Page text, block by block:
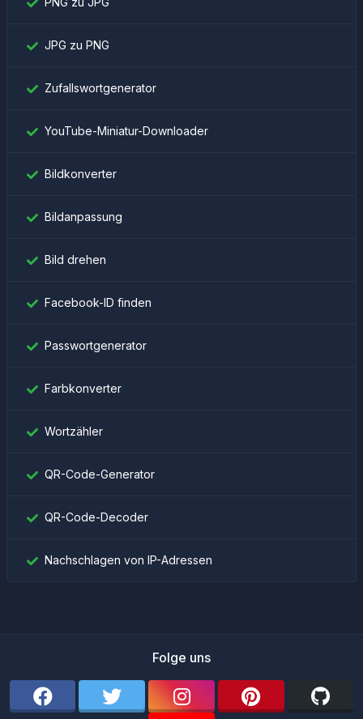
JPG zu PNG
Zufallswortgenerator
YouTube-Miniatur-Downloader
Bildkonverter
Bildanpassung
Bild drehen
Facebook-ID finden
Passwortgenerator
Farbkonverter
Wortzähler
QR-Code-Generator
QR-Code-Decoder
Nachschlagen von IP-Adressen
Folge uns